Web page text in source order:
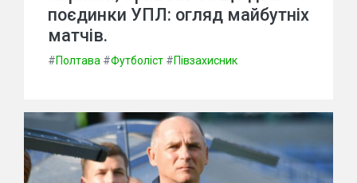
поєдинки УПЛ: огляд майбутніх
матчів.
#Полтава #Футболіст #Півзахисник